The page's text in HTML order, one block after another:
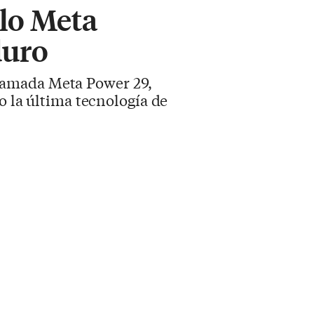
Meta
Meta Power 29,
la última tecnología de